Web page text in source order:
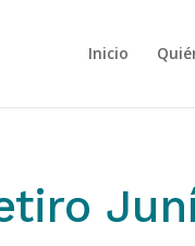
Inicio